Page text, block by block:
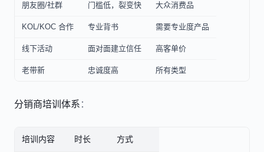
朋友圈/社群 门槛低，裂变快 大众消费品
KOL/KOC 合作 专业背书 需要专业度产品
线下活动 面对面建立信任 高客单价
老带新 忠诚度高 所有类型
分销商培训体系 ：
培训内容 时长 方式